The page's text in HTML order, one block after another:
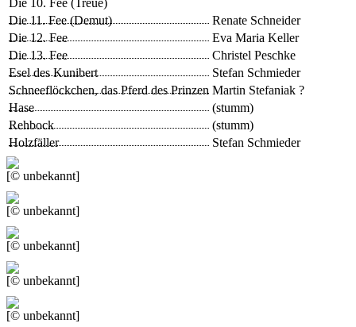
Die 10. Fee (Treue)
Die 11. Fee (Demut)
Renate Schneider
Die 12. Fee
Eva Maria Keller
Die 13. Fee
Christel Peschke
Esel des Kunibert
Stefan Schmieder
Schneeflöckchen, das Pferd des Prinzen Martin Stefaniak ?
Hase
(stumm)
Rehbock
(stumm)
Holzfäller
Stefan Schmieder
[© unbekannt]
[© unbekannt]
[© unbekannt]
[© unbekannt]
[© unbekannt]